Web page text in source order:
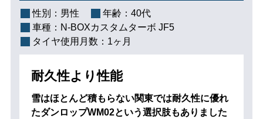
性別： 男性 年齢： 40代
車種： N-BOXカスタムターボ JF5
タイヤ使用月数： 1ヶ月
耐久性より性能
雪はほとんど積もらない関東では耐久性に優れ
たダンロップWM02という選択肢もありました